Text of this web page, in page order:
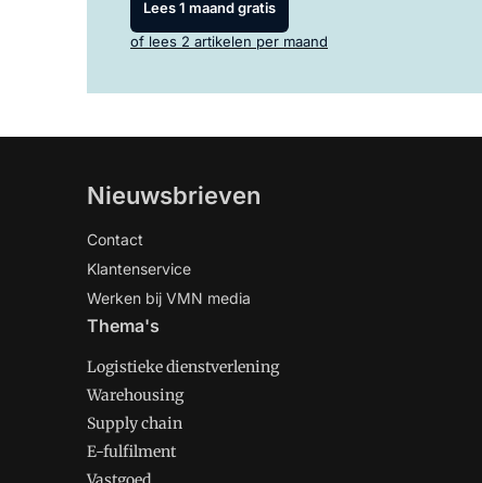
Lees 1 maand gratis
of lees 2 artikelen per maand
Nieuwsbrieven
Contact
Klantenservice
Werken bij VMN media
Thema's
Logistieke dienstverlening
Warehousing
Supply chain
E-fulfilment